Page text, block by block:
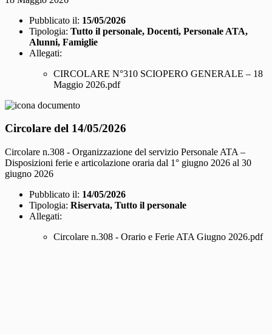
Pubblicato il: 15/05/2026
Tipologia: Tutto il personale, Docenti, Personale ATA,
Alunni, Famiglie
Allegati:
CIRCOLARE N°310 SCIOPERO GENERALE – 18
Maggio 2026.pdf
Circolare del 14/05/2026
Circolare n.308 - Organizzazione del servizio Personale ATA –
Disposizioni ferie e articolazione oraria dal 1° giugno 2026 al 30
giugno 2026
Pubblicato il: 14/05/2026
Tipologia: Riservata, Tutto il personale
Allegati:
Circolare n.308 - Orario e Ferie ATA Giugno 2026.pdf